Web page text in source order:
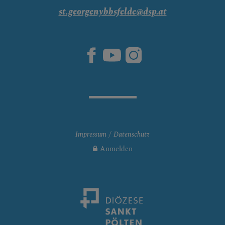
st.georgenybbsfelde@dsp.at
Impressum
Datenschutz
Anmelden